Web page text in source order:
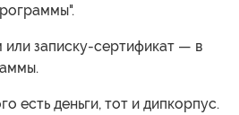
записку-сертификат — в
есть деньги, тот и дипкорпус.